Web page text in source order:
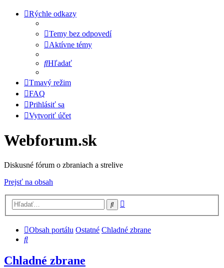
Rýchle odkazy
Temy bez odpovedí
Aktívne témy
Hľadať
Tmavý režim
FAQ
Prihlásiť sa
Vytvoriť účet
Webforum.sk
Diskusné fórum o zbraniach a strelive
Prejsť na obsah
Hľadať
Obsah portálu Ostatné Chladné zbrane
Hľadať
Chladné zbrane